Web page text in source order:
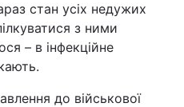
стан усіх недужих
з ними
– в інфекційне
до військової